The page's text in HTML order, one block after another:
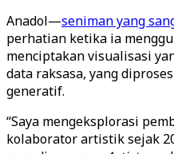
Anadol—seniman yang
perhatian ketika ia
menciptakan visualisasi
data raksasa, yang
generatif.
“Saya mengeksplorasi
kolaborator artistik sejak